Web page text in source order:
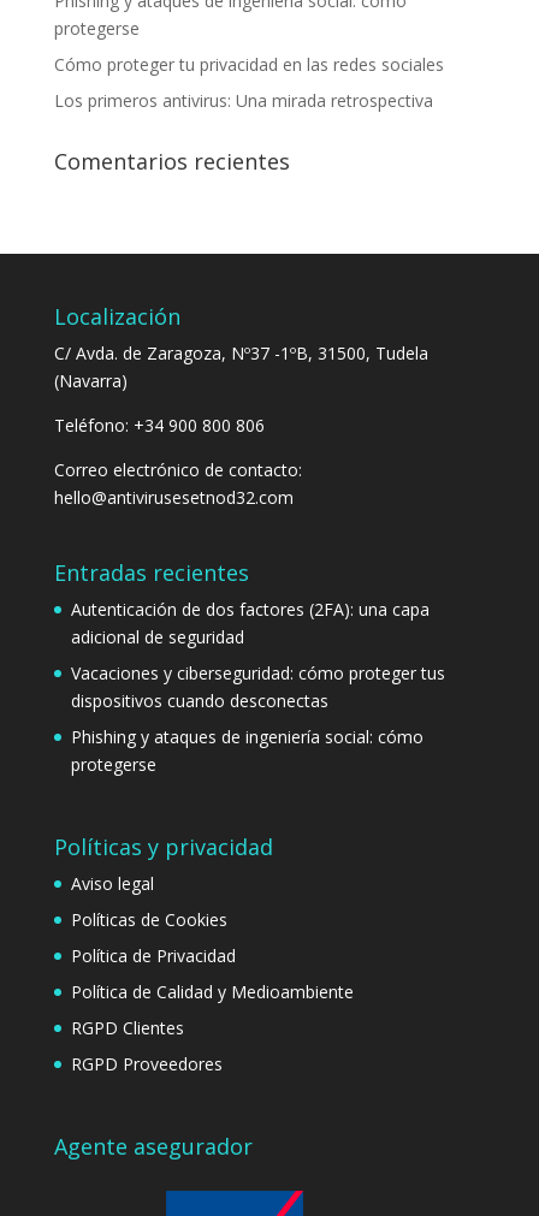
protegerse
Cómo proteger tu privacidad en las redes sociales
Los primeros antivirus: Una mirada retrospectiva
Comentarios recientes
Localización
C/ Avda. de Zaragoza, Nº37 -1ºB, 31500, Tudela
(Navarra)
Teléfono: +34 900 800 806
Correo electrónico de contacto:
hello@antivirusesetnod32.com
Entradas recientes
Autenticación de dos factores (2FA): una capa
adicional de seguridad
Vacaciones y ciberseguridad: cómo proteger tus
dispositivos cuando desconectas
Phishing y ataques de ingeniería social: cómo
protegerse
Políticas y privacidad
Aviso legal
Políticas de Cookies
Política de Privacidad
Política de Calidad y Medioambiente
RGPD Clientes
RGPD Proveedores
Agente asegurador